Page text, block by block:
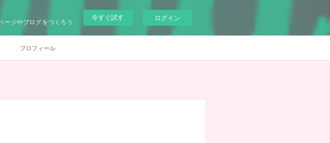
ージやブログをつくろう
今すぐ試す ログイン
プロフィール